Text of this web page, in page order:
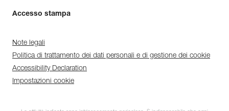
Accesso stampa
Note legali
Politica di trattamento dei dati personali e di gestione dei cookie
Accessibility Declaration
Impostazioni cookie